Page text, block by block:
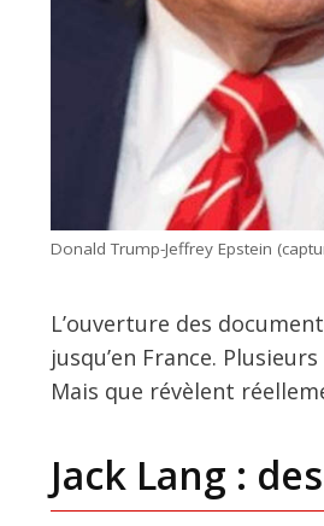
Donald Trump-Jeffrey Epstein
L’ouverture des
jusqu’en France.
Mais que révèlent
Jack Lang :